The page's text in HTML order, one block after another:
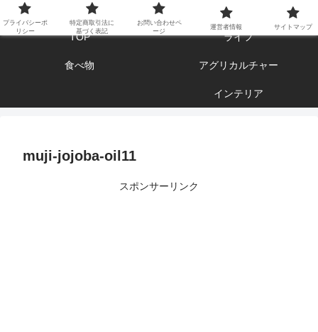
エンジョイ ブログライフ
TOP ライフ
食べ物 アグリカルチャー
インテリア
muji-jojoba-oil11
スポンサーリンク
プライバシーポ
リシー
特定商取引法に
基づく表記
お問い合わせペ
ージ
運営者情報 サイトマップ